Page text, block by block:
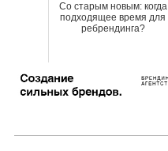
Со старым новым: когда
подходящее время для
ребрендинга?